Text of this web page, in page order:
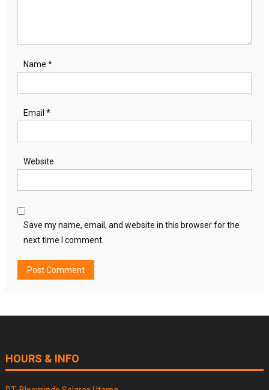
Name *
Email *
Website
Save my name, email, and website in this browser for the
next time I comment.
HOURS & INFO